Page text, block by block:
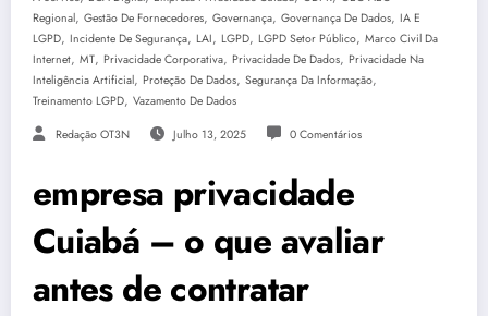
Regional, Gestão De Fornecedores, Governança, Governança De Dados, IA E
LGPD, Incidente De Segurança, LAI, LGPD, LGPD Setor Público, Marco Civil Da
Internet, MT, Privacidade Corporativa, Privacidade De Dados, Privacidade Na
Inteligência Artificial, Proteção De Dados, Segurança Da Informação,
Treinamento LGPD, Vazamento De Dados
Redação OT3N Julho 13, 2025 0 Comentários
empresa privacidade
Cuiabá – o que avaliar
antes de contratar